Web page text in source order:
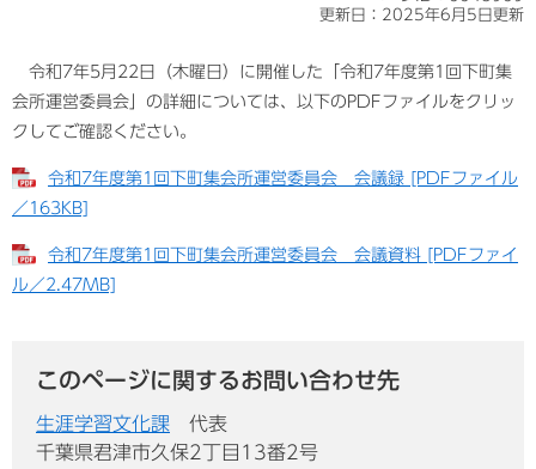
更新日：2025年6月5日更新
令和7年5月22日（木曜日）に開催した「令和7年度第1回下町集
会所運営委員会」の詳細については、以下のPDFファイルをクリッ
クしてご確認ください。
令和7年度第1回下町集会所運営委員会 会議録 [PDFファイル
／163KB]
令和7年度第1回下町集会所運営委員会 会議資料 [PDFファイ
ル／2.47MB]
このページに関するお問い合わせ先
生涯学習文化課
代表
千葉県君津市久保2丁目13番2号